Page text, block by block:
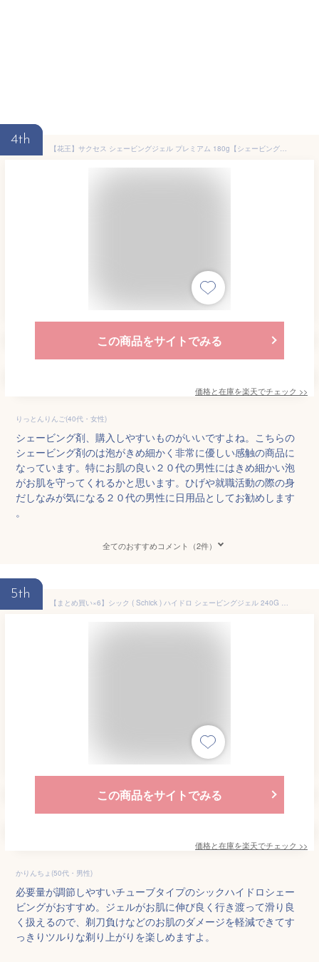
4th
【花王】サクセス シェービングジェル プレミアム 180g【シェービング剤】【success】
この商品をサイトでみる
価格と在庫を楽天でチェック >>
りっとんりんご(40代・女性)
シェービング剤、購入しやすいものがいいですよね。こちらの
シェービング剤のは泡がきめ細かく非常に優しい感触の商品に
なっています。特にお肌の良い２０代の男性にはきめ細かい泡
がお肌を守ってくれるかと思います。ひげや就職活動の際の身
だしなみが気になる２０代の男性に日用品としてお勧めします
。
全てのおすすめコメント（2件）
5th
【まとめ買い×6】シック ( Schick ) ハイドロ シェービングジェル 240G お得サイズ(シェービングフォーム・ジェル 男性用シェービング剤)×6点セット（4903601650765）
この商品をサイトでみる
価格と在庫を楽天でチェック >>
かりんちょ(50代・男性)
必要量が調節しやすいチューブタイプのシックハイドロシェー
ビングがおすすめ。ジェルがお肌に伸び良く行き渡って滑り良
く扱えるので、剃刀負けなどのお肌のダメージを軽減できてす
っきりツルりな剃り上がりを楽しめますよ。